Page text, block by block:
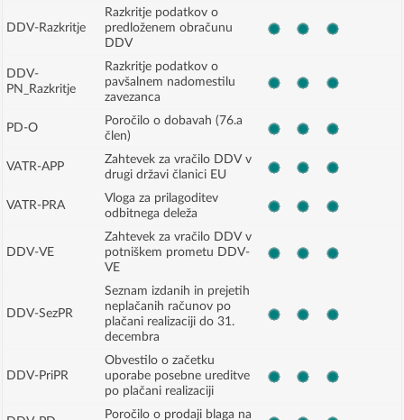
DDV-Razkritje
Razkritje podatkov o
predloženem obračunu
DDV
DDV-
PN_Razkritje
Razkritje podatkov o
pavšalnem nadomestilu
zavezanca
PD-O
Poročilo o dobavah (76.a
člen)
VATR-APP
Zahtevek za vračilo DDV v
drugi državi članici EU
VATR-PRA
Vloga za prilagoditev
odbitnega deleža
DDV-VE
Zahtevek za vračilo DDV v
potniškem prometu DDV-
VE
DDV-SezPR
Seznam izdanih in prejetih
neplačanih računov po
plačani realizaciji do 31.
decembra
DDV-PriPR
Obvestilo o začetku
uporabe posebne ureditve
po plačani realizaciji
Poročilo o prodaji blaga na